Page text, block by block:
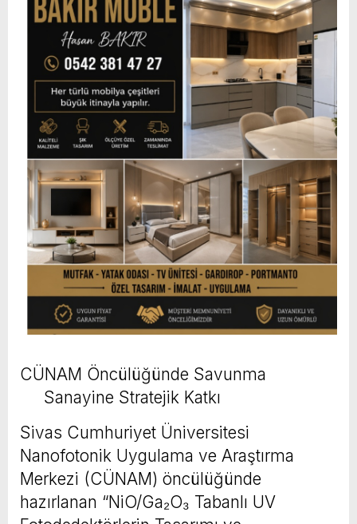
CÜNAM Öncülüğünde Savunma
Sanayine Stratejik Katkı
Sivas Cumhuriyet Üniversitesi
Nanofotonik Uygulama ve Araştırma
Merkezi (CÜNAM) öncülüğünde
hazırlanan “NiO/Ga₂O₃ Tabanlı UV